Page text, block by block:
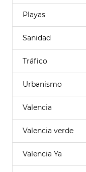
Playas
Sanidad
Tráfico
Urbanismo
Valencia
Valencia verde
Valencia Ya